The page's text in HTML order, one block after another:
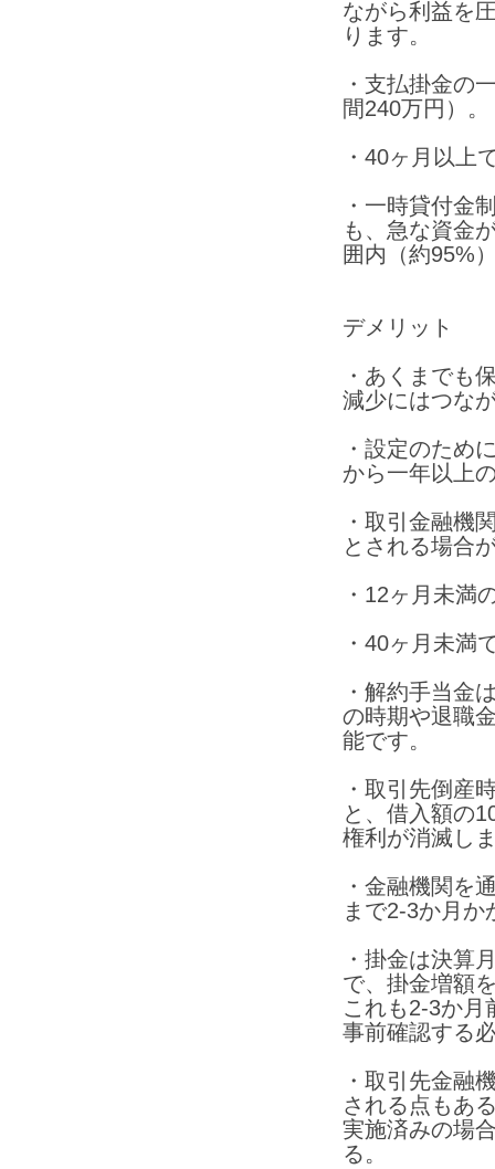
ながら利益を
ります。
・支払掛金の
間240万円）。
・40ヶ月以上
・一時貸付金
も、急な資金
囲内（約95%
デメリット
・あくまでも
減少にはつな
・設定のため
から一年以上
・取引金融機
とされる場合
・12ヶ月未満
・40ヶ月未満
・解約手当金
の時期や退職
能です。
・取引先倒産
と、借入額の
権利が消滅し
・金融機関を
まで2-3か月か
・掛金は決算
で、掛金増額
これも2-3か月
事前確認する
・ 取引先金融
される点もあ
実施済みの場
る。